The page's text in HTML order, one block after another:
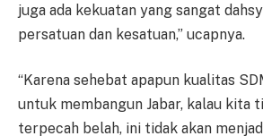
juga ada kekuatan yang sangat
persatuan dan kesatuan,” ucapnya.
“Karena sehebat apapun kualitas
untuk membangun Jabar, kalau kita
terpecah belah, ini tidak akan